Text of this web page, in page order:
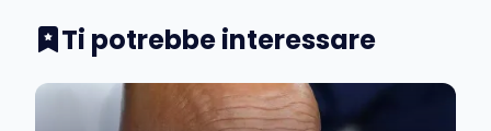
Ti potrebbe interessare